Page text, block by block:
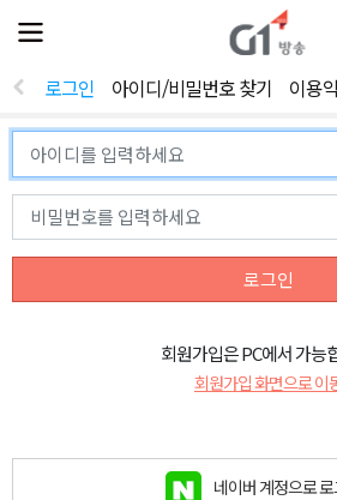
전
체
뉴
열
로그인 아이디/비밀번호 찾기 이용
로그인
회원가입은 PC에서 가능
회원가입 화면으로 이
네이버 계정으로